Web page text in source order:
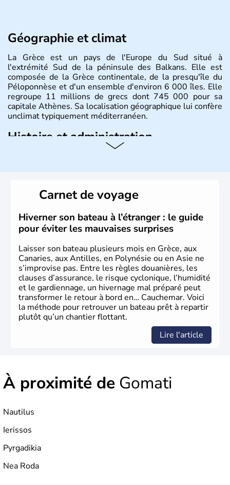
Géographie et climat
La Grèce est un pays de l'Europe du Sud situé à
l'extrémité Sud de la péninsule des Balkans. Elle est
composée de la Grèce continentale, de la presqu'île du
Péloponnèse et d'un ensemble d'environ 6 000 îles. Elle
regroupe 11 millions de grecs dont 745 000 pour sa
capitale Athènes. Sa localisation géographique lui confère
unclimat typiquement méditerranéen.
Histoire et administration
l'invention des Jeux Olympiques en 776 avant J.C. Le 25
mars 1820 sonne le début de la Guerre d'indépendance,
aujourd'hui date de la fête nationale grecque. La Grèce
est définitivement reconnue comme état indépendant à
partir de 1830.
Carnet de voyage
Hiverner son bateau à l’étranger : le guide
pour éviter les mauvaises surprises
Laisser son bateau plusieurs mois en Grèce, aux
Canaries, aux Antilles, en Polynésie ou en Asie ne
s’improvise pas. Entre les règles douanières, les
clauses d’assurance, le risque cyclonique, l’humidité
et le gardiennage, un hivernage mal préparé peut
transformer le retour à bord en… Cauchemar. Voici
la méthode pour retrouver un bateau prêt à repartir
plutôt qu’un chantier flottant.
Lire l'article
À proximité de Gomati
Nautilus
Ierissos
Pyrgadikia
Nea Roda